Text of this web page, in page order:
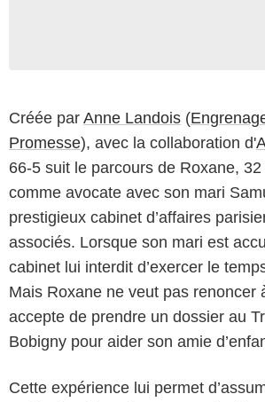
Créée par Anne Landois (
Promesse), avec la collaboration d'
66-5 suit le parcours de Roxane,
comme avocate avec son mari
prestigieux cabinet d’affaires
associés. Lorsque son mari est
cabinet lui interdit d’exercer le
Mais Roxane ne veut pas renoncer
accepte de prendre un dossier au
Bobigny pour aider son amie
Cette expérience lui permet